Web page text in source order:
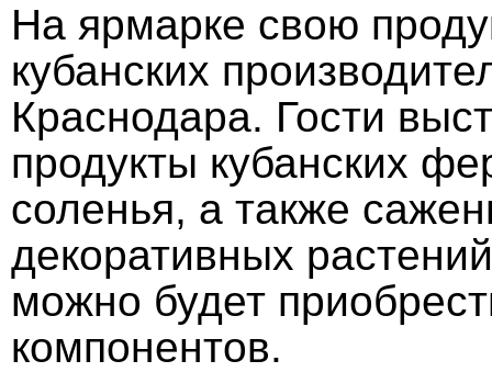
На ярмарке свою
кубанских
Краснодара. Гости
продукты кубанских
соленья, а также
декоративных
можно будет
компонентов.